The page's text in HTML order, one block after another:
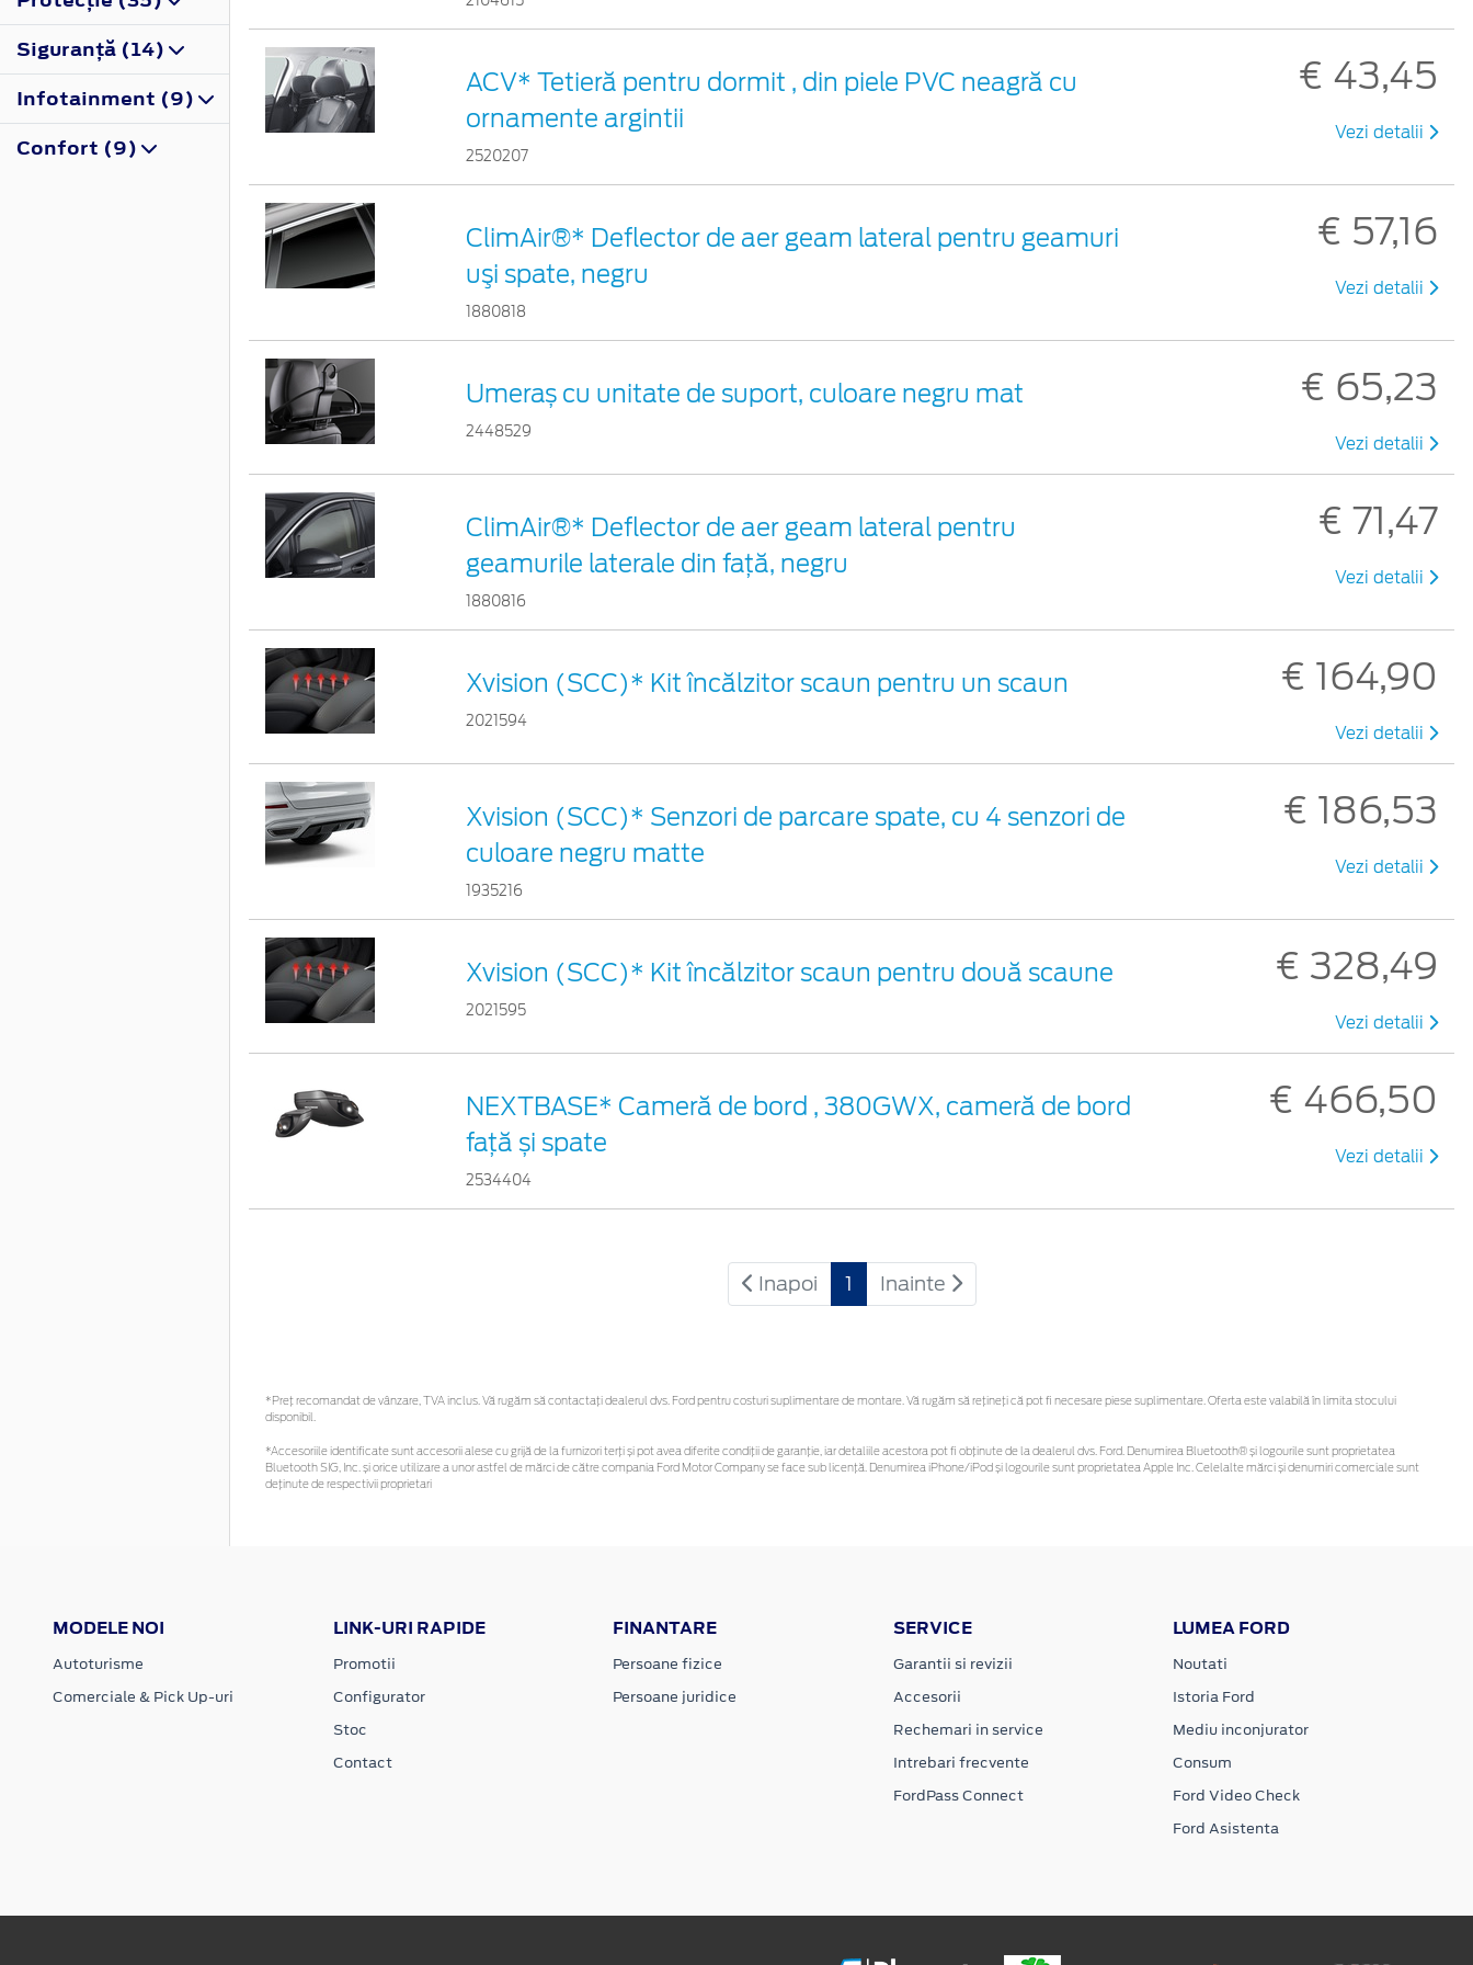
Siguranţă (14)
Infotainment (9)
Confort (9)
ACV* Tetieră pentru dormit , din piele PVC neagră cu
ornamente argintii
2520207
€ 43,45
Vezi detalii
ClimAir®* Deflector de aer geam lateral pentru geamuri
uşi spate, negru
1880818
€ 57,16
Vezi detalii
Umeraș cu unitate de suport, culoare negru mat
2448529
€ 65,23
Vezi detalii
ClimAir®* Deflector de aer geam lateral pentru
geamurile laterale din faţă, negru
1880816
€ 71,47
Vezi detalii
Xvision (SCC)* Kit încălzitor scaun pentru un scaun
2021594
€ 164,90
Vezi detalii
Xvision (SCC)* Senzori de parcare spate, cu 4 senzori de
culoare negru matte
1935216
€ 186,53
Vezi detalii
Xvision (SCC)* Kit încălzitor scaun pentru două scaune
2021595
€ 328,49
Vezi detalii
NEXTBASE* Cameră de bord , 380GWX, cameră de bord
față și spate
2534404
€ 466,50
Vezi detalii
Inapoi 1 Inainte
*Preţ recomandat de vânzare, TVA inclus. Vă rugăm să contactaţi dealerul dvs. Ford pentru costuri suplimentare de montare. Vă rugăm să rețineți că pot fi necesare piese suplimentare. Oferta este valabilă în limita stocului
disponibil.
*Accesoriile identificate sunt accesorii alese cu grijă de la furnizori terți și pot avea diferite condiții de garanție, iar detaliile acestora pot fi obținute de la dealerul dvs. Ford. Denumirea Bluetooth® și logourile sunt proprietatea
Bluetooth SIG, Inc. și orice utilizare a unor astfel de mărci de către compania Ford Motor Company se face sub licență. Denumirea iPhone/iPod și logourile sunt proprietatea Apple Inc. Celelalte mărci și denumiri comerciale sunt
deținute de respectivii proprietari
MODELE NOI
Autoturisme
Comerciale & Pick Up-uri
LINK-URI RAPIDE
Promotii
Configurator
Stoc
Contact
FINANTARE
Persoane fizice
Persoane juridice
SERVICE
Garantii si revizii
Accesorii
Rechemari in service
Intrebari frecvente
FordPass Connect
LUMEA FORD
Noutati
Istoria Ford
Mediu inconjurator
Consum
Ford Video Check
Ford Asistenta